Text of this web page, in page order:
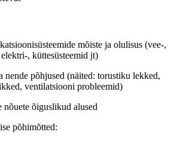
mõiste ja olulisus (vee-,
, küttesüsteemid jt)
nende põhjused (näited: torustiku lekked,
ventilatsiooni probleemid)
nõuete õiguslikud alused
põhimõtted: